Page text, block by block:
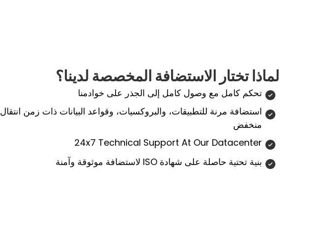
لماذا تختار الاستضافة المخصصة لدينا؟
تحكم كامل مع وصول كامل إلى الجذر على خوادمنا
استضافة مرنة للتطبيقات، والبروكسيات، وقواعد البيانات ذات زمن انتقال
منخفض
24x7 Technical Support At Our Datacenter
بنية تحتية حاصلة على شهادة ISO لاستضافة موثوقة وآمنة